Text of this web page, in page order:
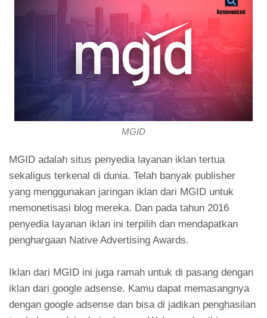
MGID
MGID adalah situs penyedia layanan iklan tertua
sekaligus terkenal di dunia. Telah banyak publisher
yang menggunakan jaringan iklan dari MGID untuk
memonetisasi blog mereka. Dan pada tahun 2016
penyedia layanan iklan ini terpilih dan mendapatkan
penghargaan Native Advertising Awards.
Iklan dari MGID ini juga ramah untuk di pasang dengan
iklan dari google adsense. Kamu dapat memasangnya
dengan google adsense dan bisa di jadikan penghasilan